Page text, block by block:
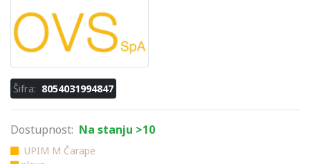
Šifra: 8054031994847
Dostupnost: Na stanju >10
UPIM M Čarape